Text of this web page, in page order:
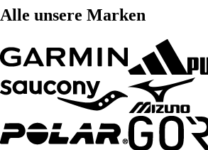
Alle unsere Marken